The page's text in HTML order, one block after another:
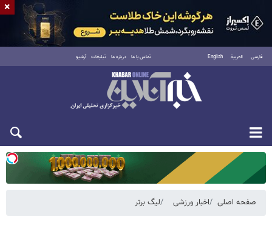
فارسی العربية English تماس با ما درباره ما تبلیغات آرشیو
یکشنبه ۱۸ مرداد ۱۴۰۵
صفحه اصلی اخبار ورزشی لیگ برتر
×